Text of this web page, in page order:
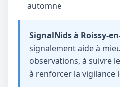
automne
SignalNids à Roissy-
signalement aide à
observations, à suivre
à renforcer la vigilance